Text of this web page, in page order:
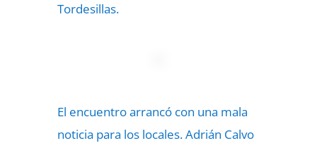
Tordesillas.
El encuentro arrancó con una mala
noticia para los locales. Adrián Calvo